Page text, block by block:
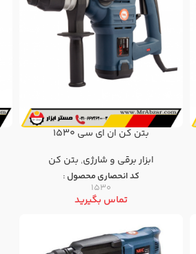
بتن کن ان ای سی 1530
ابزار برقی و شارژی, بتن كن
کد انحصاری محصول :
1530
تماس بگیرید